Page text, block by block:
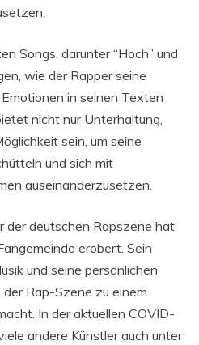
Songs, darunter “Hoch” und
wie der Rapper seine
in seinen Texten
nicht nur Unterhaltung,
sein, um seine
und sich mit
auseinanderzusetzen.
der deutschen Rapszene hat
erobert. Sein
und seine persönlichen
Rap-Szene zu einem
In der aktuellen COVID-
andere Künstler auch unter